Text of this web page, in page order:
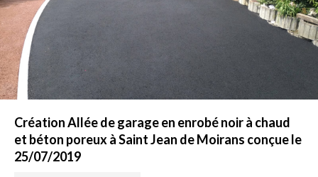
Création Allée de garage en enrobé noir à chaud
et béton poreux à Saint Jean de Moirans conçue le
25/07/2019